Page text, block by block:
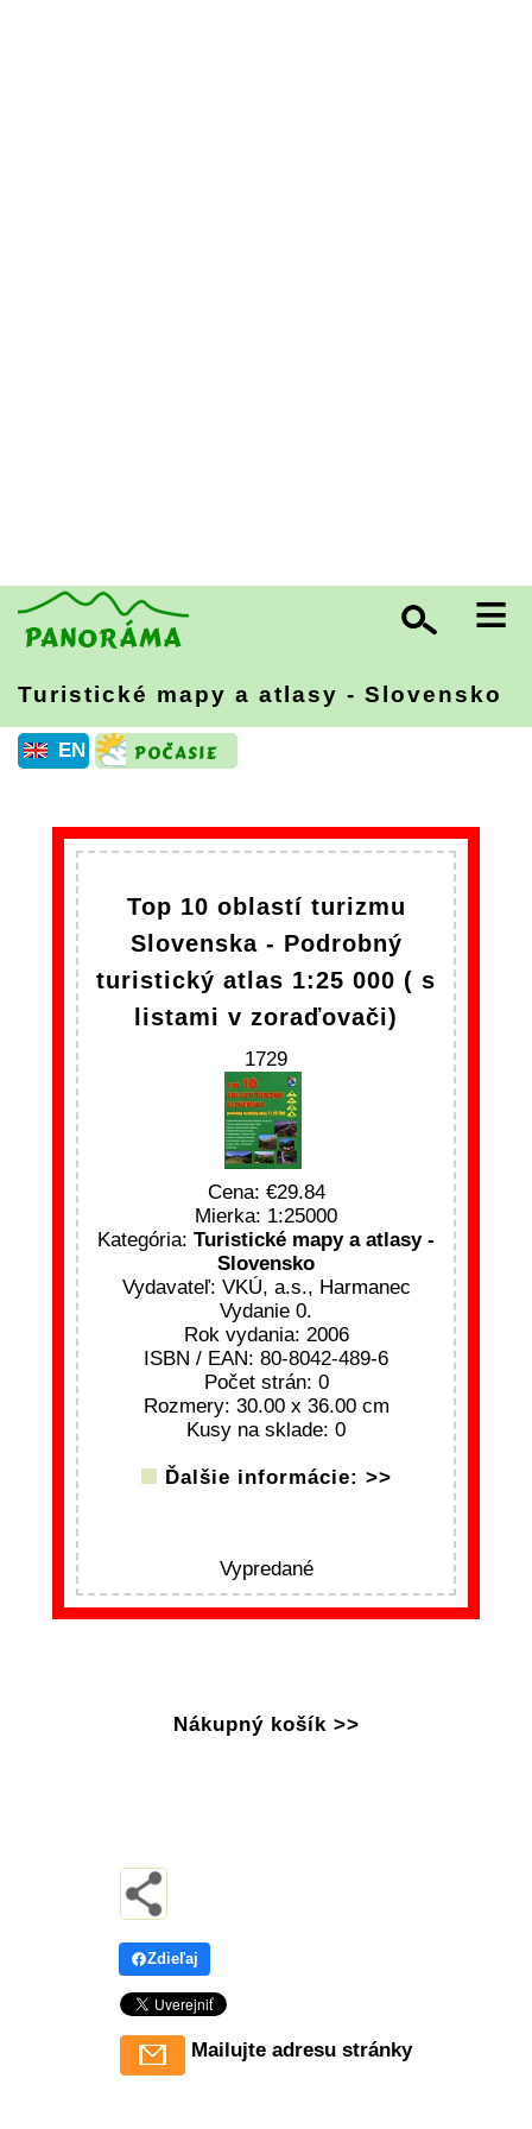
≡
Turistické mapy a atlasy - Slovensko
EN
Top 10 oblastí turizmu
Slovenska - Podrobný
turistický atlas 1:25 000 ( s
listami v zoraďovači)
1729
Cena:
29.84
Mierka: 1:25000
Kategória: Turistické mapy a atlasy -
Slovensko
Vydavateľ: VKÚ, a.s., Harmanec
Vydanie 0.
Rok vydania: 2006
ISBN / EAN: 80-8042-489-6
Počet strán: 0
Rozmery: 30.00 x 36.00 cm
Kusy na sklade: 0
Ďalšie informácie: >>
Vypredané
Nákupný košík >>
Zdieľaj
Mailujte adresu stránky